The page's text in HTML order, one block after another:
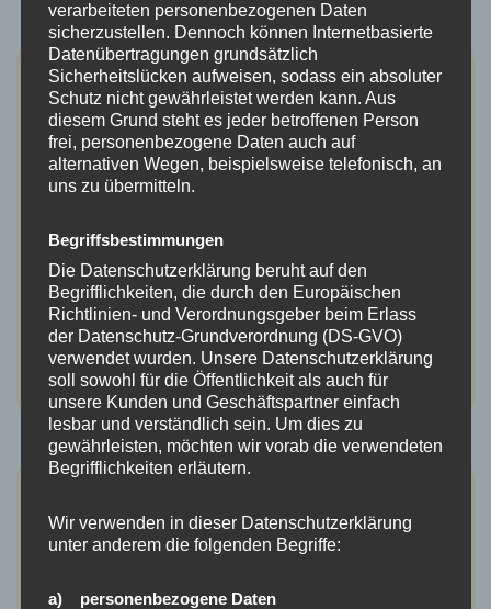
KWB: Vom „Reißen“ am Apfelbaum
Bötzingen (dht). Kürzlich organisierte der NABU Kaiserstuhl
einen Baumschnittkurs auf der Streuobstwiese im
Etlisbachtal. Durch den Kurs führten Andreas Breisinger und
Streuobstwiese
Bötzingen (dht). Eine große Umweltbildungsveranstaltung
verarbeiteten personenbezogenen Daten
sicherzustellen. Dennoch können Internetbasierte
Datenübertragungen grundsätzlich
Sicherheitslücken aufweisen, sodass ein absoluter
Schutz nicht gewährleistet werden kann. Aus
diesem Grund steht es jeder betroffenen Person
frei, personenbezogene Daten auch auf
alternativen Wegen, beispielsweise telefonisch, an
uns zu übermitteln.
Begriffsbestimmungen
Die Datenschutzerklärung beruht auf den
Begrifflichkeiten, die durch den Europäischen
Richtlinien- und Verordnungsgeber beim Erlass
der Datenschutz-Grundverordnung (DS-GVO)
verwendet wurden. Unsere Datenschutzerklärung
soll sowohl für die Öffentlichkeit als auch für
unsere Kunden und Geschäftspartner einfach
lesbar und verständlich sein. Um dies zu
gewährleisten, möchten wir vorab die verwendeten
Begrifflichkeiten erläutern.
Wir verwenden in dieser Datenschutzerklärung
unter anderem die folgenden Begriffe:
a) personenbezogene Daten